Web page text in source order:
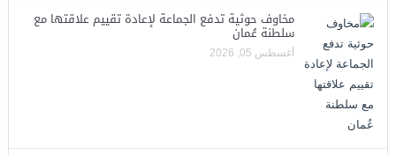
مخاوف حوثية تدفع الجماعة لإعادة تقييم علاقتها مع
سلطنة عُمان
أغسطس 05, 2026